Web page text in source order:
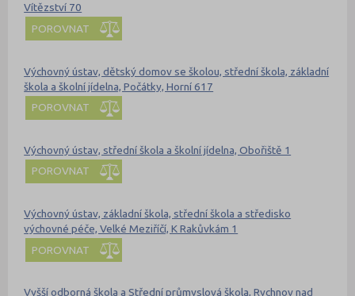
Vítězství 70
POROVNAT
Výchovný ústav, dětský domov se školou, střední škola, základní
škola a školní jídelna, Počátky, Horní 617
POROVNAT
Výchovný ústav, střední škola a školní jídelna, Obořiště 1
POROVNAT
Výchovný ústav, základní škola, střední škola a středisko
výchovné péče, Velké Meziříčí, K Rakůvkám 1
POROVNAT
Vyšší odborná škola a Střední průmyslová škola, Rychnov nad